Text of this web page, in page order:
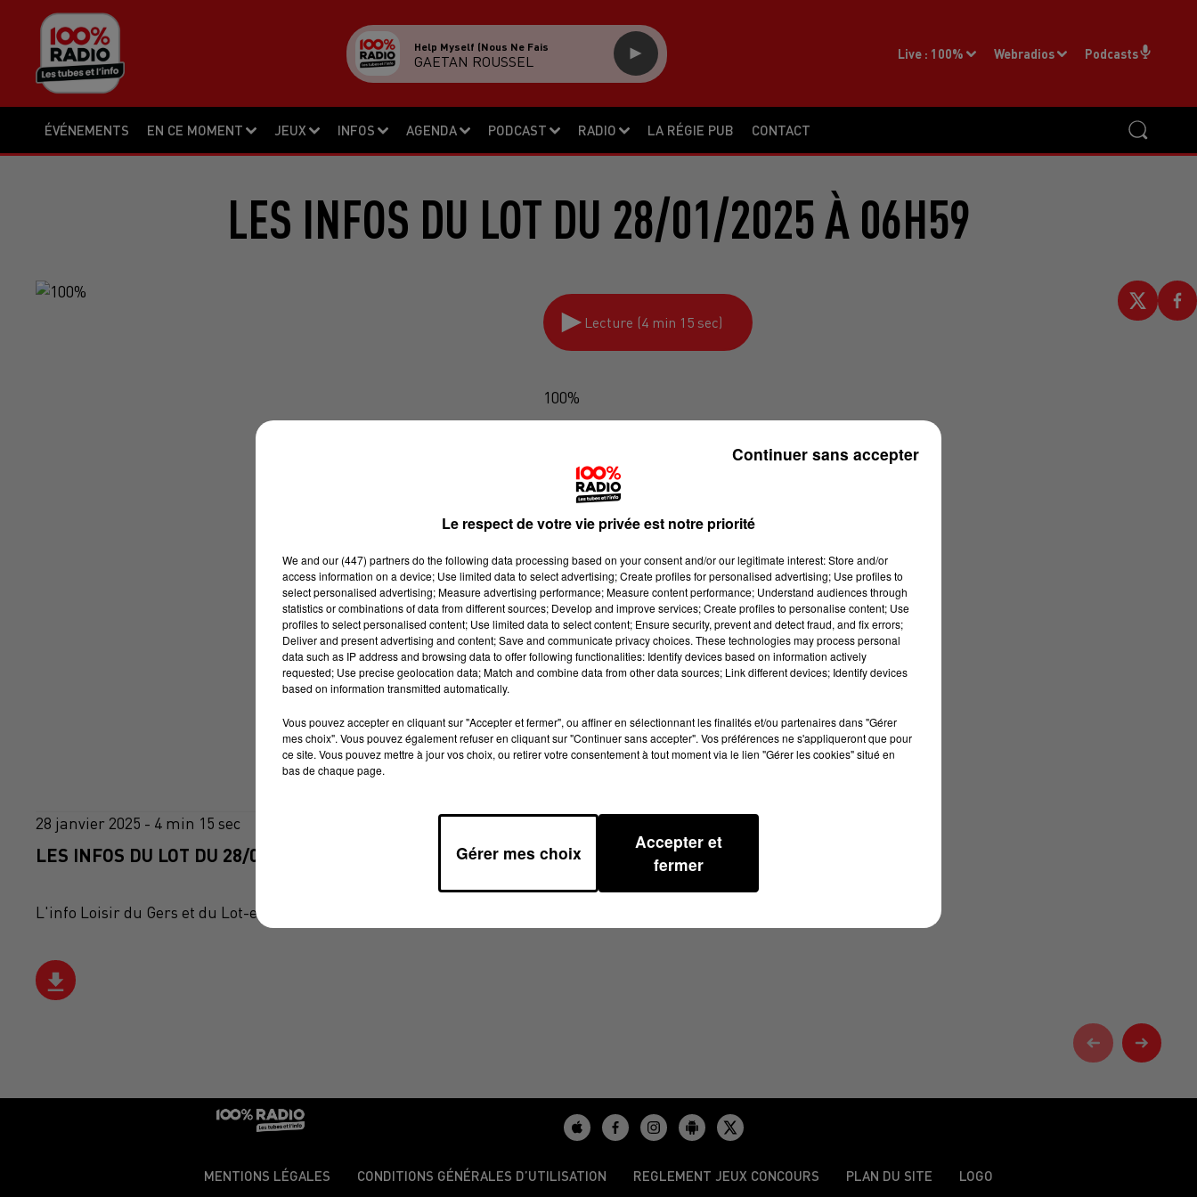
ÉVÉNEMENTS EN CE MOMENT JEUX INFOS AGENDA PODCAST RADIO LA RÉGIE PUB CONTACT
Live : 100% Webradios Podcasts
Help Myself (nous Ne Fais
GAETAN ROUSSEL
LES INFOS DU LOT DU 28/01/2025 À 06H59
Lecture (4 min 15 sec)
100%
28 janvier 2025 - 4 min 15 sec
LES INFOS DU LOT DU 28/01/2025 À 06H59
L'info Loisir du Gers et du Lot-et-Garonne du 28/01/2025
MENTIONS LÉGALES CONDITIONS GÉNÉRALES D’UTILISATION REGLEMENT JEUX CONCOURS PLAN DU SITE LOGO
Le respect de votre vie privée est notre priorité
We and our (447) partnersdo the following data processing based on your consent and/or our legitimate interest: Store and/or
access information on a device; Use limited data to select advertising; Create profiles for personalised advertising; Use profiles to
select personalised advertising; Measure advertising performance; Measure content performance; Understand audiences through
statistics or combinations of data from different sources; Develop and improve services; Create profiles to personalise content; Use
profiles to select personalised content; Use limited data to select content; Ensure security, prevent and detect fraud, and fix errors;
Deliver and present advertising and content; Save and communicate privacy choices. These technologies may process personal
data such as IP address and browsing data to offer following functionalities: Identify devices based on information actively
requested; Use precise geolocation data; Match and combine data from other data sources; Link different devices; Identify devices
based on information transmitted automatically.
Vous pouvez accepter en cliquant sur "Accepter et fermer", ou affiner en sélectionnant les finalités et/ou partenaires dans "Gérer
mes choix". Vous pouvez également refuser en cliquant sur "Continuer sans accepter". Vos préférences ne s'appliqueront que pour
ce site. Vous pouvez mettre à jour vos choix, ou retirer votre consentement à tout moment via le lien "Gérer les cookies" situé en
bas de chaque page.
Gérer mes choix
Accepter et
fermer
Continuer sans accepter